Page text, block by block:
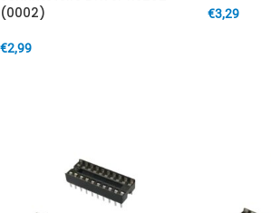
(0002)
€2,99
€3,29